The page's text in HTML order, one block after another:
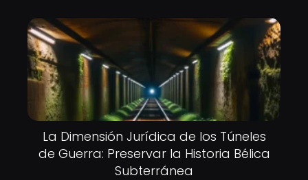
La Dimensión Jurídica de los Túneles
de Guerra: Preservar la Historia Bélica
Subterránea